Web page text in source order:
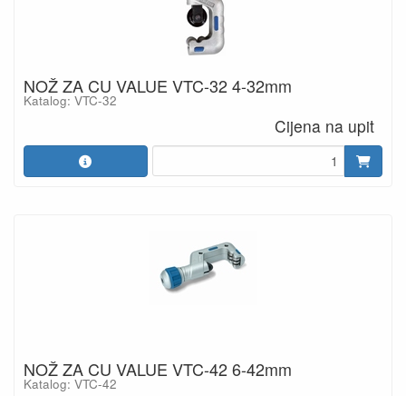
NOŽ ZA CU VALUE VTC-32 4-32mm
Katalog: VTC-32
Cijena na upit
NOŽ ZA CU VALUE VTC-42 6-42mm
Katalog: VTC-42